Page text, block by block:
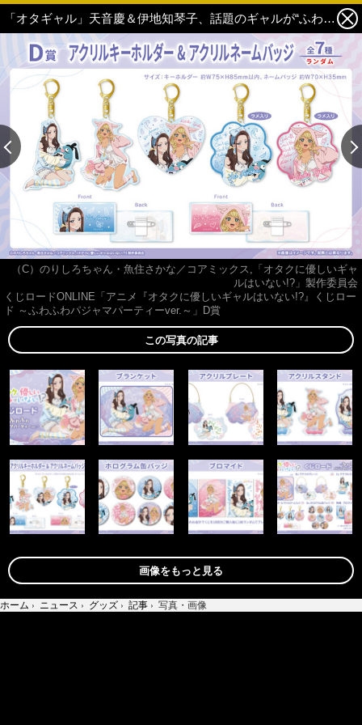
「オタギャル」天音慶＆伊地知琴子、話題のギャルが“ふわふわパジャマパーティー”でオタクくんもドキドキ!? オンラインくじで登場♪ 5枚目の写真・画像
（C）のりしろちゃん・魚住さかな／コアミックス,「オタクに優しいギャ
ルはいない!?」製作委員会
くじロードONLINE「アニメ『オタクに優しいギャルはいない!?』くじロー
ド ～ふわふわパジャマパーティーver.～」D賞
この写真の記事
画像をもっと見る
ホーム › ニュース › グッズ › 記事 › 写真・画像